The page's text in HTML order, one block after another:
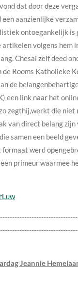
dat door deze
een aanzienlijke
ontoegankelijk is
artikelen volgens hem
Chesal zelf deed
Rooms Katholieke
de
een link naar het
zegthij,werkt die niet
van direct belang zijn
samen een beeld
formaat werd
primeur waarmee
Jeannie